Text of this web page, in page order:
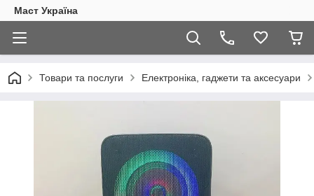
Маст Україна
Товари та послуги Електроніка, гаджети та аксесуари